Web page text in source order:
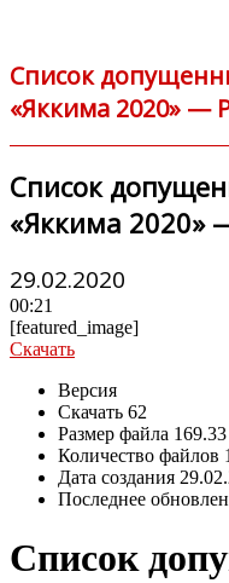
Список
«Яккима 2020» —
Список
«Яккима 2020»
29.02.2020
00:21
[featured_image]
Скачать
Версия
Скачать 62
Размер файла
Количество файлов 1
Дата создания
Последнее
Список